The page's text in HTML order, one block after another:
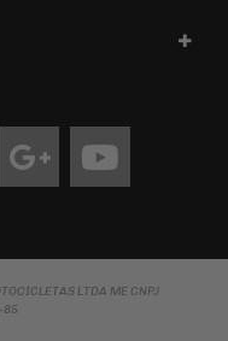
googleYoutube
LTDA ME CNPJ
85